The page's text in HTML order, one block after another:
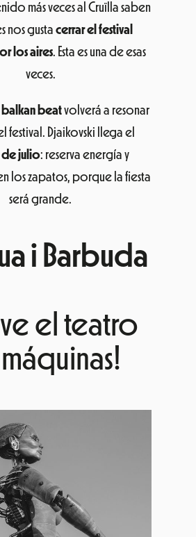
más veces al Cruïlla saben
nos gusta cerrar el festival
los aires. Esta es una de esas
veces.
balkan beatvolverá a resonar
Djaikovski llega el
de julio: reserva energía y
los zapatos, porque la fiesta
será grande.
i Barbuda
el teatro